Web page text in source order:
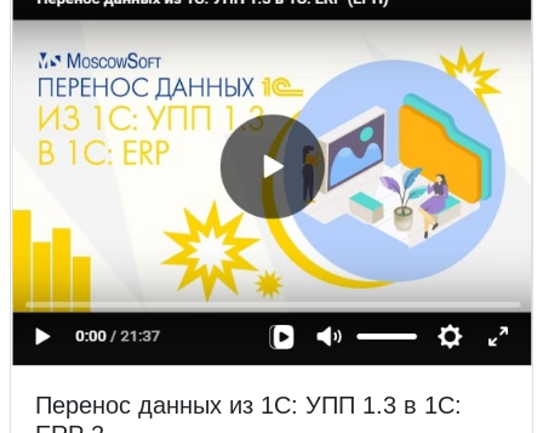
Перенос данных из 1С: УПП 1.3 в 1С: